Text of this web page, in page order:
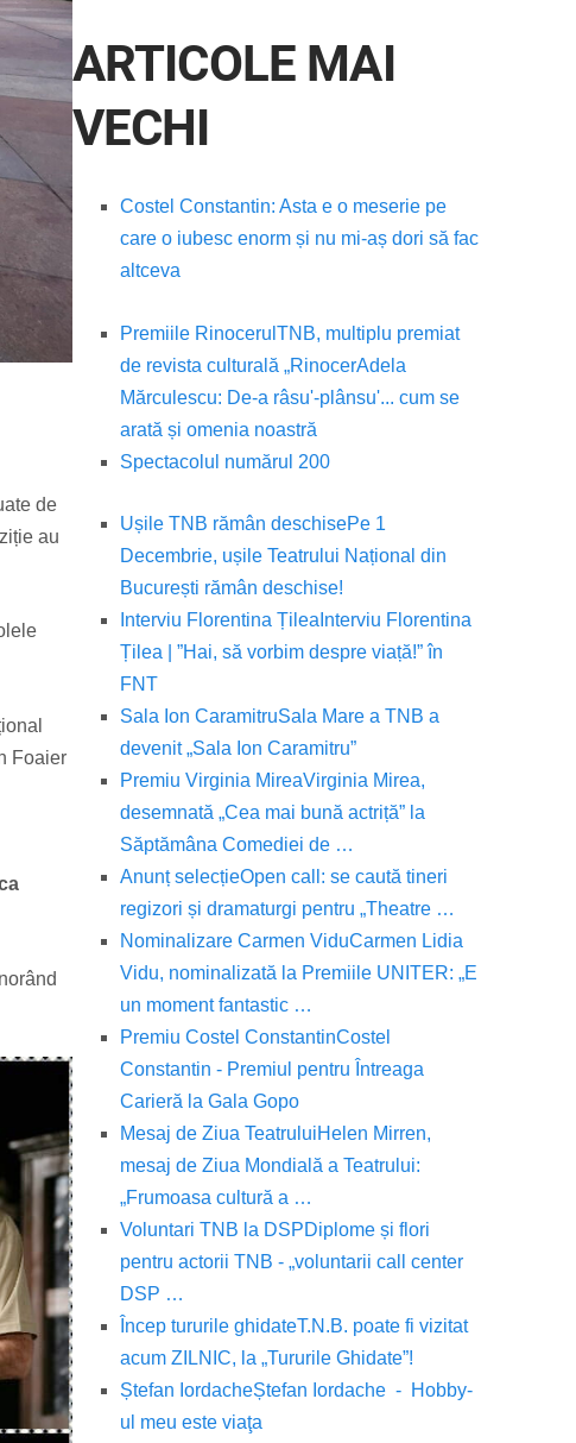
ARTICOLE MAI
VECHI
Costel Constantin: Asta e o meserie pe
care o iubesc enorm și nu mi-aș dori să fac
altceva
Premiile Rinocerul TNB, multiplu premiat
de revista culturală „RinocerAdela
Mărculescu: De-a râsu'-plânsu'... cum se
arată și omenia noastră
Spectacolul numărul 200
Ușile TNB rămân deschisePe 1
Decembrie, ușile Teatrului Național din
București rămân deschise!
Interviu Florentina ȚileaInterviu Florentina
Țilea | ”Hai, să vorbim despre viață!” în
FNT
Sala Ion CaramitruSala Mare a TNB a
devenit „Sala Ion Caramitru”
Premiu Virginia MireaVirginia Mirea,
desemnată „Cea mai bună actriță” la
Săptămâna Comediei de …
Anunț selecțieOpen call: se caută tineri
regizori și dramaturgi pentru „Theatre …
Nominalizare Carmen ViduCarmen Lidia
Vidu, nominalizată la Premiile UNITER: „E
un moment fantastic …
Premiu Costel ConstantinCostel
Constantin - Premiul pentru Întreaga
Carieră la Gala Gopo
Mesaj de Ziua TeatruluiHelen Mirren,
mesaj de Ziua Mondială a Teatrului:
„Frumoasa cultură a …
Voluntari TNB la DSPDiplome și flori
pentru actorii TNB - „voluntarii call center
DSP …
Încep tururile ghidateT.N.B. poate fi vizitat
acum ZILNIC, la „Tururile Ghidate”!
Ștefan IordacheȘtefan Iordache - Hobby-
ul meu este viaţa
de
au
Foaier